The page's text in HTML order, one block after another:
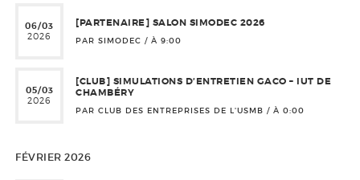
06/03
2026
[PARTENAIRE] SALON SIMODEC 2026
PAR SIMODEC / À 9:00
05/03
2026
[CLUB] SIMULATIONS D’ENTRETIEN GACO – IUT DE
CHAMBÉRY
PAR CLUB DES ENTREPRISES DE L'USMB / À 0:00
FÉVRIER 2026